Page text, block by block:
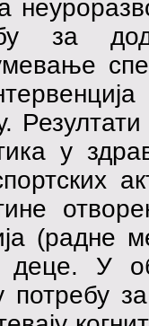
за
у
деце. У
потребу